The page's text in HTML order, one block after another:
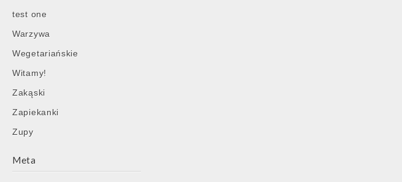
test one
Warzywa
Wegetariańskie
Witamy!
Zakąski
Zapiekanki
Zupy
Meta